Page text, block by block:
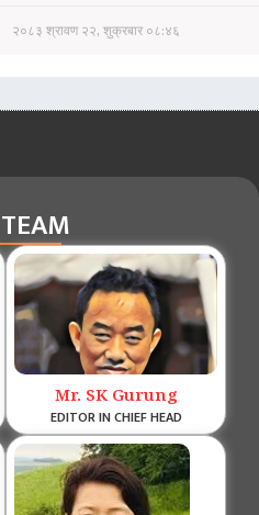
२०८३ श्रावण २२, शुक्रबार ०८:४६
Mr. SK Gurung
EDITOR IN CHIEF HEAD